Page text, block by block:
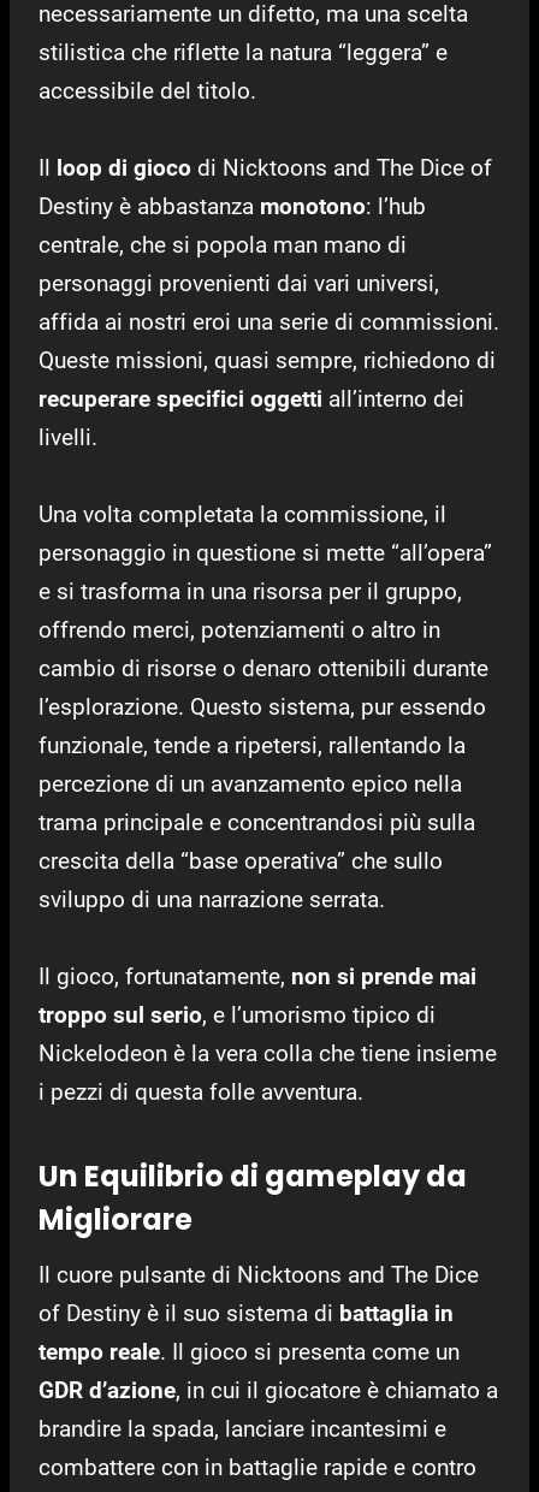
necessariamente un difetto, ma una scelta
stilistica che riflette la natura “leggera” e
accessibile del titolo.
Il loop di gioco di Nicktoons and The Dice of
Destiny è abbastanza monotono: l’hub
centrale, che si popola man mano di
personaggi provenienti dai vari universi,
affida ai nostri eroi una serie di commissioni.
Queste missioni, quasi sempre, richiedono di
recuperare specifici oggetti all’interno dei
livelli.
Una volta completata la commissione, il
personaggio in questione si mette “all’opera”
e si trasforma in una risorsa per il gruppo,
offrendo merci, potenziamenti o altro in
cambio di risorse o denaro ottenibili durante
l’esplorazione. Questo sistema, pur essendo
funzionale, tende a ripetersi, rallentando la
percezione di un avanzamento epico nella
trama principale e concentrandosi più sulla
crescita della “base operativa” che sullo
sviluppo di una narrazione serrata.
Il gioco, fortunatamente, non si prende mai
troppo sul serio, e l’umorismo tipico di
Nickelodeon è la vera colla che tiene insieme
i pezzi di questa folle avventura.
Un Equilibrio di gameplay da
Migliorare
Il cuore pulsante di Nicktoons and The Dice
of Destiny è il suo sistema di battaglia in
tempo reale. Il gioco si presenta come un
GDR d’azione, in cui il giocatore è chiamato a
brandire la spada, lanciare incantesimi e
combattere con in battaglie rapide e contro